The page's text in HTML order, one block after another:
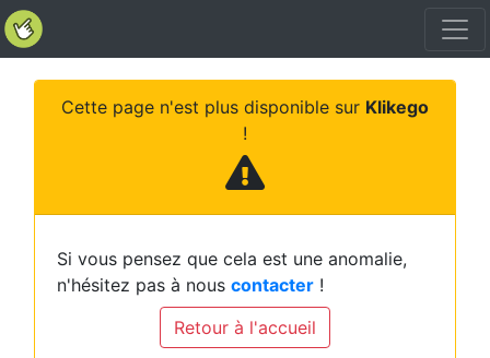
Cette page n'est plus disponible sur Klikego
!
Si vous pensez que cela est une anomalie,
n'hésitez pas à nous contacter !
Retour à l'accueil